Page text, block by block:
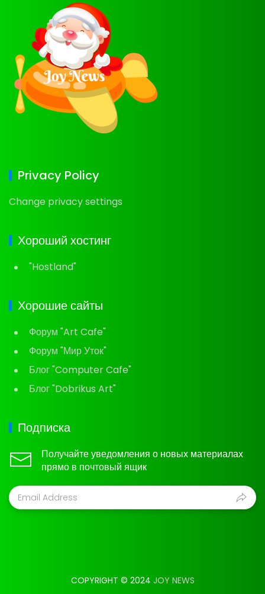
Privacy Policy
Change privacy settings
Хороший хостинг
"Hostland"
Хорошие сайты
Форум "Art Cafe"
Форум "Мир Уток"
Блог "Computer Cafe"
Блог "Dobrikus Art"
Подписка
Получайте уведомления о новых материалах
прямо в почтовый ящик
COPYRIGHT © 2024 JOY NEWS